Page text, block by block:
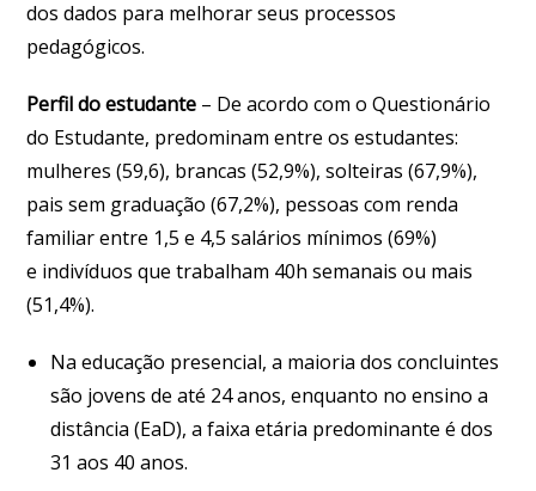
dos dados para melhorar seus processos
pedagógicos.
Perfil do estudante – De acordo com o Questionário
do Estudante, predominam entre os estudantes:
mulheres (59,6), brancas (52,9%), solteiras (67,9%),
pais sem graduação (67,2%), pessoas com renda
familiar entre 1,5 e 4,5 salários mínimos (69%)
e indivíduos que trabalham 40h semanais ou mais
(51,4%).
Na educação presencial, a maioria dos concluintes
são jovens de até 24 anos, enquanto no ensino a
distância (EaD), a faixa etária predominante é dos
31 aos 40 anos.